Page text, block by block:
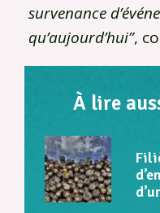
survenance
qu’aujourd’hui”,
À lire